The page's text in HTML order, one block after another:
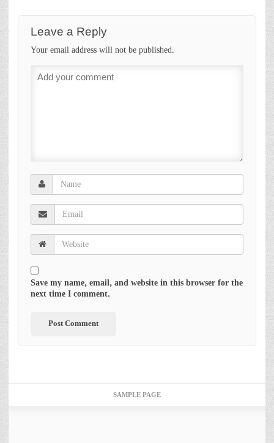
Leave a Reply
Your email address will not be published.
Save my name, email, and website in this browser for the
next time I comment.
SAMPLE PAGE